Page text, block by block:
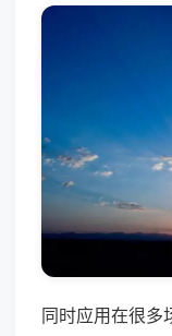
同时应用在很多